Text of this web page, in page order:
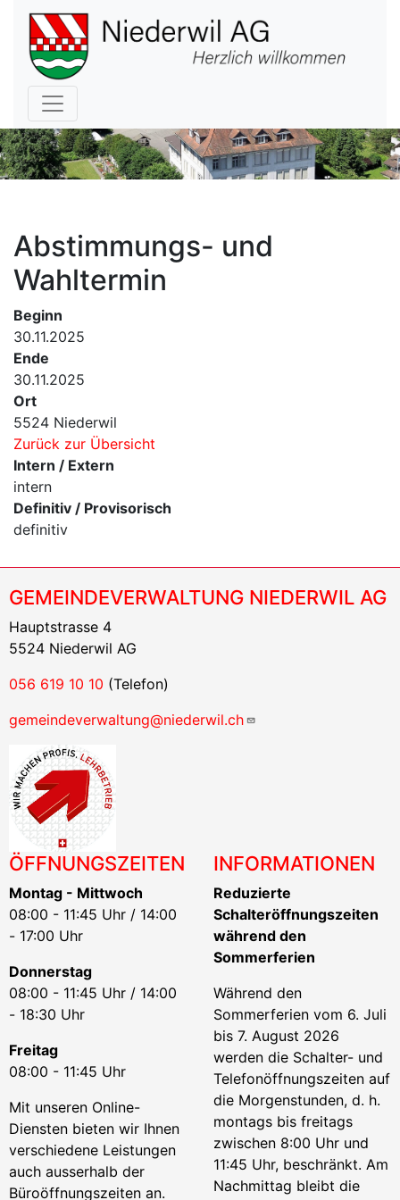
Hauptnavigation
Abstimmungs- und
Wahltermin
Beginn
30.11.2025
Ende
30.11.2025
Ort
5524 Niederwil
Zurück zur Übersicht
Intern / Extern
intern
Definitiv / Provisorisch
definitiv
GEMEINDEVERWALTUNG NIEDERWIL AG
Hauptstrasse 4
5524 Niederwil AG
056 619 10 10 (Telefon)
gemeindeverwaltung@niederwil.ch
ÖFFNUNGSZEITEN
Montag - Mittwoch
08:00 - 11:45 Uhr / 14:00
- 17:00 Uhr
Donnerstag
08:00 - 11:45 Uhr / 14:00
- 18:30 Uhr
Freitag
08:00 - 11:45 Uhr
Mit unseren Online-
Diensten bieten wir Ihnen
verschiedene Leistungen
auch ausserhalb der
Büroöffnungszeiten an.
INFORMATIONEN
Reduzierte
Schalteröffnungszeiten
während den
Sommerferien
Während den
Sommerferien vom 6. Juli
bis 7. August 2026
werden die Schalter- und
Telefonöffnungszeiten auf
die Morgenstunden, d. h.
montags bis freitags
zwischen 8:00 Uhr und
11:45 Uhr, beschränkt. Am
Nachmittag bleibt die